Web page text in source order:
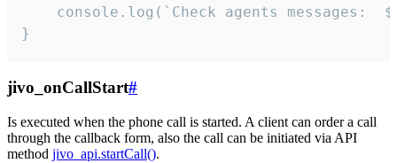
}
jivo_onCallStart#
Is executed when the phone call is started. A client can order a call
through the callback form, also the call can be initiated via API
method jivo_api.startCall().